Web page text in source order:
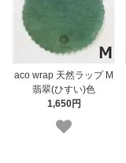
aco wrap 天然ラップ M
翡翠(ひすい)色
1,650円